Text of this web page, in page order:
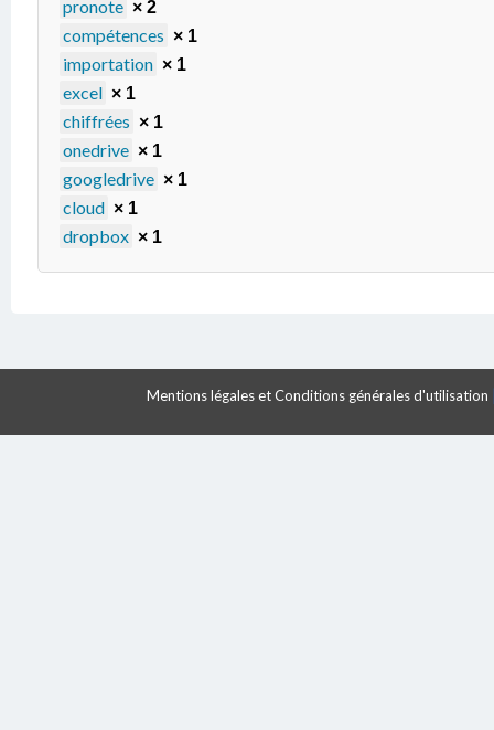
pronote × 2
compétences × 1
importation × 1
excel × 1
chiffrées × 1
onedrive × 1
googledrive × 1
cloud × 1
dropbox × 1
Mentions légales et Conditions générales d'utilisation